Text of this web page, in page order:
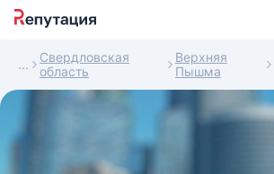
Свердловская
область
Верхняя
Пышма